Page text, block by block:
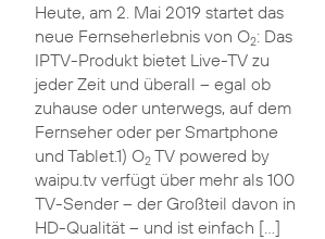
Heute, am 2. Mai 2019 startet das
neue Fernseherlebnis von O2: Das
IPTV-Produkt bietet Live-TV zu
jeder Zeit und überall – egal ob
zuhause oder unterwegs, auf dem
Fernseher oder per Smartphone
und Tablet.1) O2TV powered by
waipu.tv verfügt über mehr als 100
TV-Sender – der Großteil davon in
HD-Qualität – und ist einfach […]